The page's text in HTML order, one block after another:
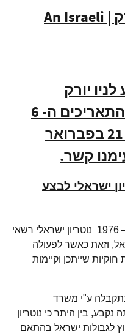
|
An Israeli
יורק
ולפלורידה-מיאמי, בין התאריכים ה- 6
בפברואר 2026 ועד ה- 21 בפברואר
ישראלי לבצע
בהתאם לחוק הנוטריונים, התשל"ו – 1976 נוטריון ישראלי רשאי
וזאת כאשר לפעולה
שייתכן וקיימות
ע"י משרד
במסגרתה נקבע, בין היתר כי נוטריון
לגבולות ישראל בהתאם